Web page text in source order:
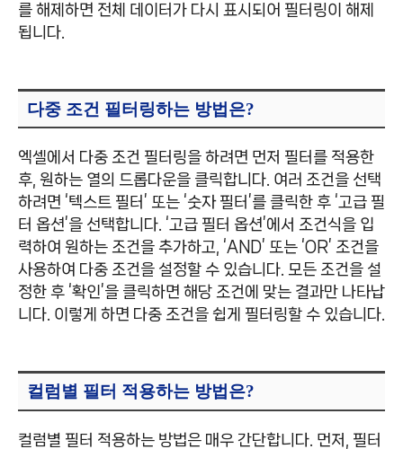
를 해제하면 전체 데이터가 다시 표시되어 필터링이 해제
됩니다.
다중 조건 필터링하는 방법은?
엑셀에서 다중 조건 필터링을 하려면 먼저 필터를 적용한
후, 원하는 열의 드롭다운을 클릭합니다. 여러 조건을 선택
하려면 ‘텍스트 필터’ 또는 ‘숫자 필터’를 클릭한 후 ‘고급 필
터 옵션’을 선택합니다. ‘고급 필터 옵션’에서 조건식을 입
력하여 원하는 조건을 추가하고, ‘AND’ 또는 ‘OR’ 조건을
사용하여 다중 조건을 설정할 수 있습니다. 모든 조건을 설
정한 후 ‘확인’을 클릭하면 해당 조건에 맞는 결과만 나타납
니다. 이렇게 하면 다중 조건을 쉽게 필터링할 수 있습니다.
컬럼별 필터 적용하는 방법은?
컬럼별 필터 적용하는 방법은 매우 간단합니다. 먼저, 필터